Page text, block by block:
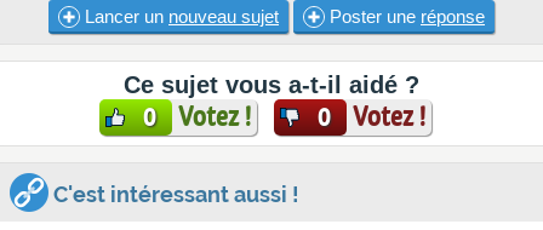
Lancer un nouveau sujet Poster une réponse
Ce sujet vous a-t-il aidé ?
0 Votez ! 0 Votez !
C'est intéressant aussi !